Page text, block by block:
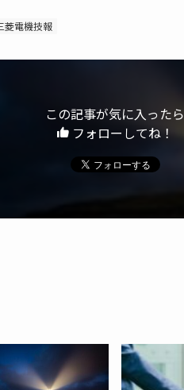
菱電機技報
この記事が気に入ったら
フォローしてね！